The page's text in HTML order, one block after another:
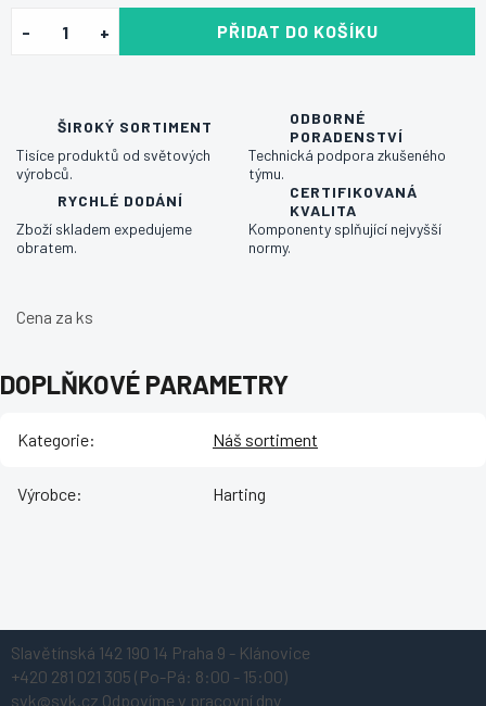
PŘIDAT DO KOŠÍKU
ŠIROKÝ SORTIMENT
Tisíce produktů od světových
výrobců.
ODBORNÉ
PORADENSTVÍ
Technická podpora zkušeného
týmu.
RYCHLÉ DODÁNÍ
Zboží skladem expedujeme
obratem.
CERTIFIKOVANÁ
KVALITA
Komponenty splňující nejvyšší
normy.
Cena za ks
DOPLŇKOVÉ PARAMETRY
Kategorie: Náš sortiment
Výrobce: Harting
Slavětínská 142 190 14 Praha 9 - Klánovice
+420 281 021 305 (Po-Pá: 8:00 - 15:00)
svk@svk.cz Odpovíme v pracovní dny